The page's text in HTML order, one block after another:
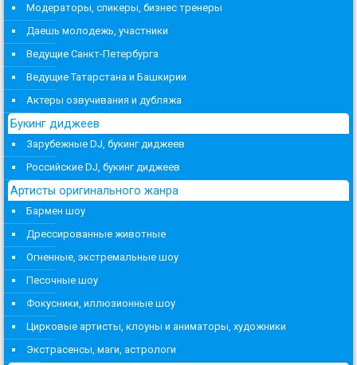
Модераторы, спикеры, бизнес тренеры
Даешь молодежь, участники
Ведущие Санкт-Петербурга
Ведущие Татарстана и Башкирии
Актеры озвучивания и дубляжа
Букинг диджеев
Зарубежные DJ, букинг диджеев
Российские DJ, букинг диджеев
Артисты оригинального жанра
Бармен шоу
Дрессированные животные
Огненные, экстремальные шоу
Песочные шоу
Фокусники, иллюзионные шоу
Цирковые артисты, клоуны и аниматоры, художники
Экстрасенсы, маги, астрологи